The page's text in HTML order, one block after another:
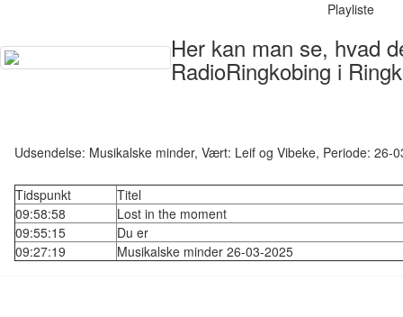
Playliste
Her kan man se, hvad
RadioRingkobing i
Udsendelse: Musikalske minder, Vært: Leif og Vibeke, Periode: 26-
Tidspunkt
Titel
09:58:58
Lost in the moment
09:55:15
Du er
09:27:19
Musikalske minder 26-03-2025